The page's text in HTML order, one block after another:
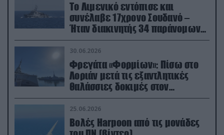
Το Λιμενικό εντόπισε και
συνέλαβε 17χρονο Σουδανό –
Ήταν διακινητής 34 παράνομων
μεταναστών
30.06.2026
Φρεγάτα «Φορμίων»: Πίσω στο
Λοριάν μετά τις εξαντλητικές
θαλάσσιες δοκιμές στον
απαιτητικό Βισκαϊκό
25.06.2026
Βολές Harpoon από τις μονάδες